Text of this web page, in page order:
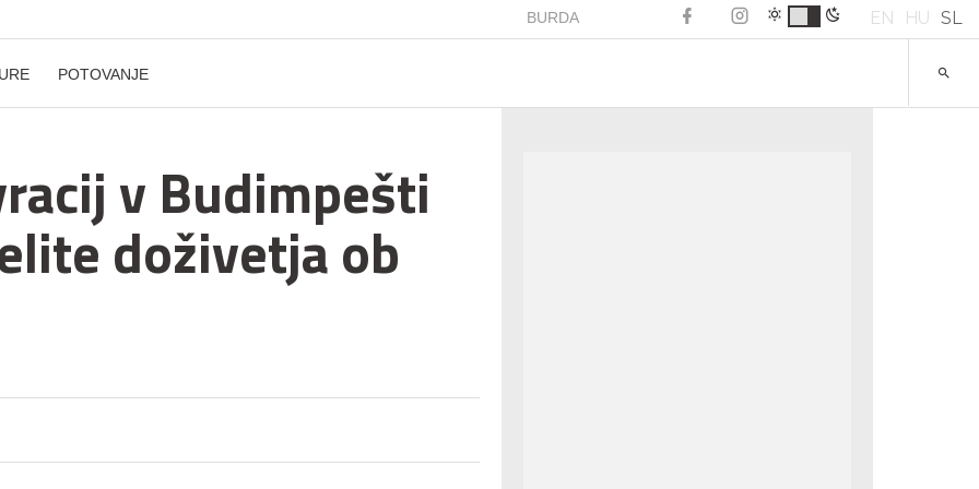
BURDA EN HU SL
POTOVANJE
v Budimpešti
doživetja ob